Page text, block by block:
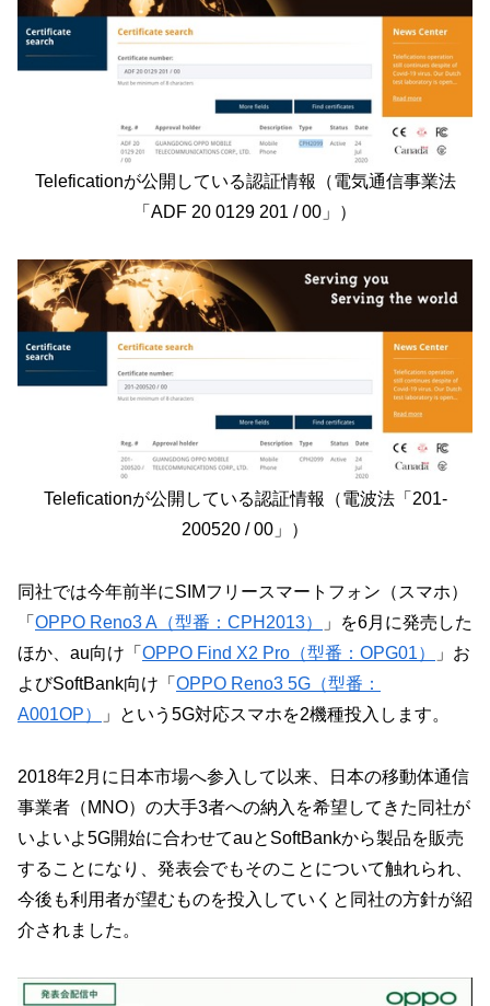
Teleficationが公開している認証情報（電気通信事業法
「ADF 20 0129 201 / 00」）
Teleficationが公開している認証情報（電波法「201-
200520 / 00」）
同社では今年前半にSIMフリースマートフォン（スマホ）
「 OPPO Reno3 A（型番：CPH2013）
」を6月に発売した
ほか、au向け「 OPPO Find X2 Pro（型番：OPG01）
」お
よびSoftBank向け「 OPPO Reno3 5G（型番：
A001OP）
」という5G対応スマホを2機種投入します。
2018年2月に日本市場へ参入して以来、日本の移動体通信
事業者（MNO）の大手3者への納入を希望してきた同社が
いよいよ5G開始に合わせてauとSoftBankから製品を販売
することになり、発表会でもそのことについて触れられ、
今後も利用者が望むものを投入していくと同社の方針が紹
介されました。